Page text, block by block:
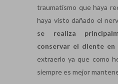
traumatismo que haya
haya visto dañado el
se realiza
conservar el diente en
extraerlo ya que como
siempre es mejor